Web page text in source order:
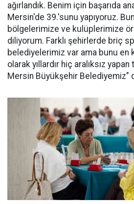
ağırlandık. Benim için başarıda
Mersin'de 39.'sunu yapıyoruz.
bölgelerimize ve kulüplerimize
diliyorum. Farklı şehirlerde briç
belediyelerimiz var ama bunu en
olarak yıllardır hiç aralıksız
Mersin Büyükşehir Belediyemiz"